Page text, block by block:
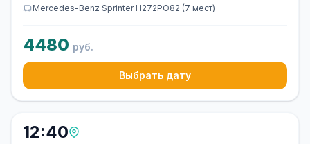
Mercedes-Benz Sprinter Н272РО82 (7 мест)
4480 руб.
Выбрать дату
12:40